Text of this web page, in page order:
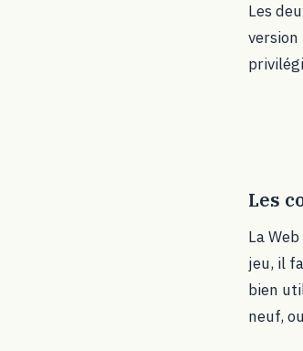
Les
Les
La
jeu, il
bien
neuf,